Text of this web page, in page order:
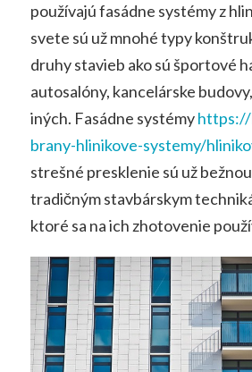
používajú fasádne systémy z
svete sú už mnohé typy
druhy stavieb ako sú športové
autosalóny, kancelárske
iných. Fasádne systémyhttps://
brany-hlinikove-systemy/
strešné presklenie sú už
tradičným stavbárskym
ktoré sa na ich zhotovenie